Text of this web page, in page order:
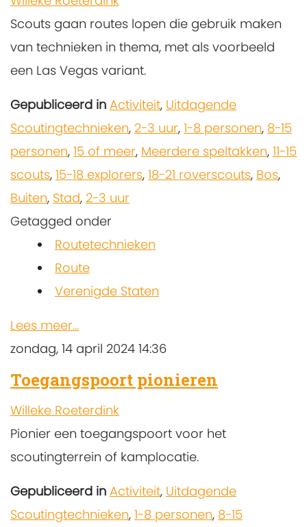
Scouts gaan routes lopen die gebruik maken
van technieken in thema, met als voorbeeld
een Las Vegas variant.
Gepubliceerd in Activiteit, Uitdagende
Scoutingtechnieken, 2-3 uur, 1-8 personen, 8-15
personen, 15 of meer, Meerdere speltakken, 11-15
scouts, 15-18 explorers, 18-21 roverscouts, Bos,
Buiten, Stad, 2-3 uur
Getagged onder
Routetechnieken
Route
Verenigde Staten
Lees meer...
zondag, 14 april 2024 14:36
Toegangspoort pionieren
Willeke Roeterdink
Pionier een toegangspoort voor het
scoutingterrein of kamplocatie.
Gepubliceerd in Activiteit, Uitdagende
Scoutingtechnieken, 1-8 personen, 8-15